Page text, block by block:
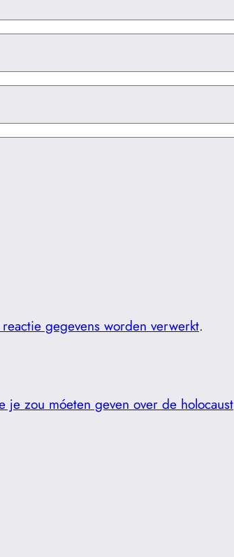
gegevens worden verwerkt.
je zou móeten geven over de holocaust